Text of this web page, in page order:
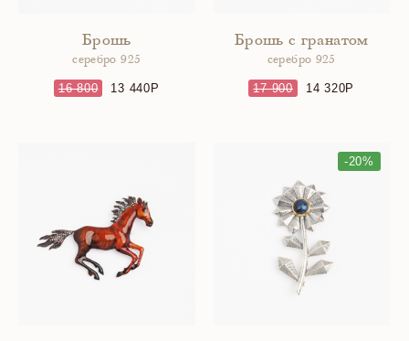
Брошь
серебро 925
16 800 13 440
Брошь с гранатом
серебро 925
17 900 14 320
-20%